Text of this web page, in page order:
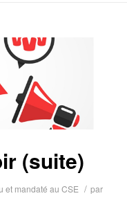
(suite)
et mandaté au CSE / par